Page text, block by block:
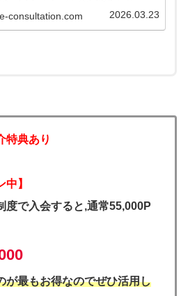
カードを使うべき人やおすすめする人も掲載
！consultation.com 2026.03.23
特典あり
中】
度で入会すると,通常55,000P
が最もお得なのでぜひ活用し